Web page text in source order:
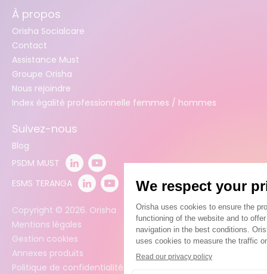
À propos
Orisha Socialcare
Contact
Assistance Must
Groupe Orisha
Nous rejoindre
Index égalité professionnelle femmes / hommes
Suivez-nous
Blog
PSDM MUST
ESMS TERANGA
Copyright © 2026. Orisha
Mentions légales
Gestion cookies
Annexes produits
Politique de confidentialité des données